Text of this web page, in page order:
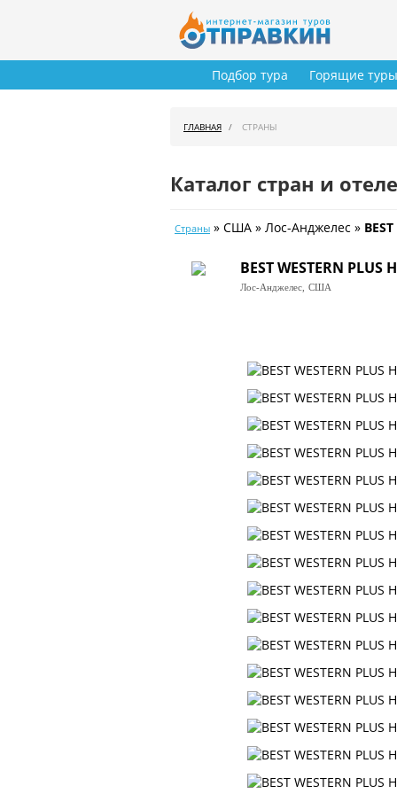
Подбор тура Горящие туры
ГЛАВНАЯ СТРАНЫ
Каталог стран и
Страны » США » Лос-Анджелес »
BEST WESTERN PLUS
Лос-Анджелес, США